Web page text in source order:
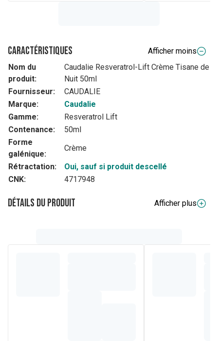
Caractéristiques
Afficher moins
Nom du
produit:
Caudalie Resveratrol-Lift Crème Tisane de
Nuit 50ml
Fournisseur:
CAUDALIE
Marque:
Caudalie
Gamme:
Resveratrol Lift
Contenance:
50ml
Forme
galénique:
Crème
Rétractation:
Oui, sauf si produit descellé
CNK:
4717948
Détails du produit
Afficher plus
pour des traits reposés, une peau plus ferme et un teint